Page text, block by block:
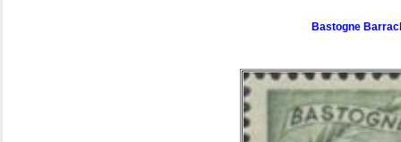
Bastogne